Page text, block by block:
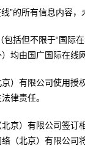
”的所有信息内容
括但不限于“国际
均由国广国际在线
）有限公司使用授
律责任。
京）有限公司签订
（北京）有限公